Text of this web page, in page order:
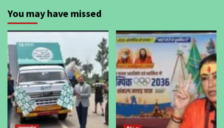
You may have missed